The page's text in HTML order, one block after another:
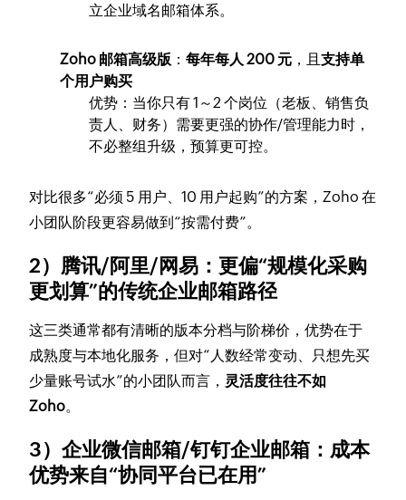
立企业域名邮箱体系。
Zoho 邮箱高级版 ：每年每人 200 元 ，且支持单
个用户购买
优势：当你只有 1～2 个岗位（老板、销售负
责人、财务）需要更强的协作/管理能力时，
不必整组升级，预算更可控。
对比很多“必须 5 用户、10 用户起购”的方案，Zoho 在
小团队阶段更容易做到“按需付费”。
2）腾讯/阿里/网易：更偏“规模化采购
更划算”的传统企业邮箱路径
这三类通常都有清晰的版本分档与阶梯价，优势在于
成熟度与本地化服务，但对“人数经常变动、只想先买
少量账号试水”的小团队而言， 灵活度往往不如
Zoho。
3）企业微信邮箱/钉钉企业邮箱：成本
优势来自“协同平台已在用”